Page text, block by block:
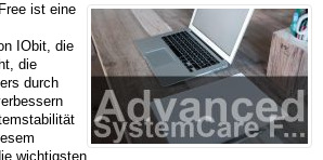
ist eine
IObit, die
die
durch
wichtigsten